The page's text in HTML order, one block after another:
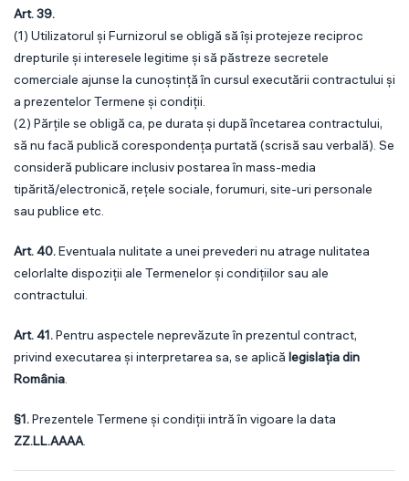
Art. 39.
(1) Utilizatorul și Furnizorul se obligă să își protejeze reciproc
drepturile și interesele legitime și să păstreze secretele
comerciale ajunse la cunoștință în cursul executării contractului și
a prezentelor Termene și condiții.
(2) Părțile se obligă ca, pe durata și după încetarea contractului,
să nu facă publică corespondența purtată (scrisă sau verbală). Se
consideră publicare inclusiv postarea în mass-media
tipărită/electronică, rețele sociale, forumuri, site-uri personale
sau publice etc.
Art. 40.Eventuala nulitate a unei prevederi nu atrage nulitatea
celorlalte dispoziții ale Termenelor și condițiilor sau ale
contractului.
Art. 41.Pentru aspectele neprevăzute în prezentul contract,
privind executarea și interpretarea sa, se aplică legislația din
România.
§1.Prezentele Termene și condiții intră în vigoare la data
ZZ.LL.AAAA.